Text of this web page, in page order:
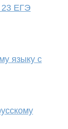
23 ЕГЭ
языку с